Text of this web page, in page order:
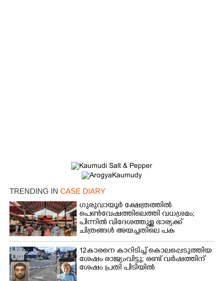
TRENDING IN CASE DIARY
ഗുരുവായൂർ ക്ഷേത്രത്തിൽ
പെൺവേഷത്തിലെത്തി വധശ്രമം;
പിന്നിൽ വിദേശത്തുള്ള ഭാര്യക്ക്
ചിത്രങ്ങൾ അയച്ചതിലെ പക
12കാരനെ കാറിടിച്ച് കൊലപ്പെടുത്തിയ
ശേഷം രാജ്യംവിട്ടു; രണ്ട് വർഷത്തിന്
ശേഷം പ്രതി പിടിയിൽ